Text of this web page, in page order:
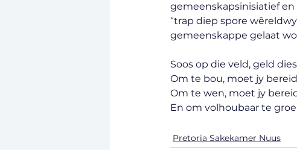
gemeenskapsinisiatief en
“trap diep spore
gemeenskappe gelaat
Soos op die veld, geld
Om te bou, moet jy
Om te wen, moet jy
En om volhoubaar te
Pretoria Sakekamer Nuus